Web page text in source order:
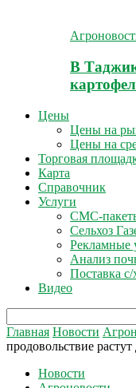
В
Цены
Цены на
Цены на
Торговая
Карта
Справочник
Услуги
СМС-
Сельхоз
Рекламные
Анализ
Поставка
Видео
Главная Новости
продовольствие
Новости